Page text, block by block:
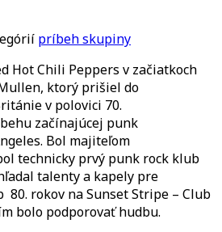
príbeh skupiny
Hot Chili Peppers v začiatkoch
ktorý prišiel do
v polovici 70.
začínajúcej punk
Bol majiteľom
technicky prvý punk rock klub
talenty a kapely pre
rokov na Sunset Stripe – Club
bolo podporovať hudbu.